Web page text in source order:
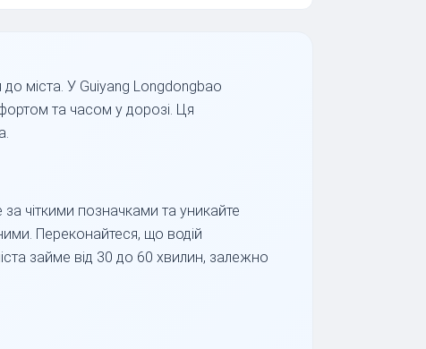
міста. У Guiyang Longdongbao
та часом у дорозі. Ця
за чіткими позначками та уникайте
Переконайтеся, що водій
займе від 30 до 60 хвилин, залежно